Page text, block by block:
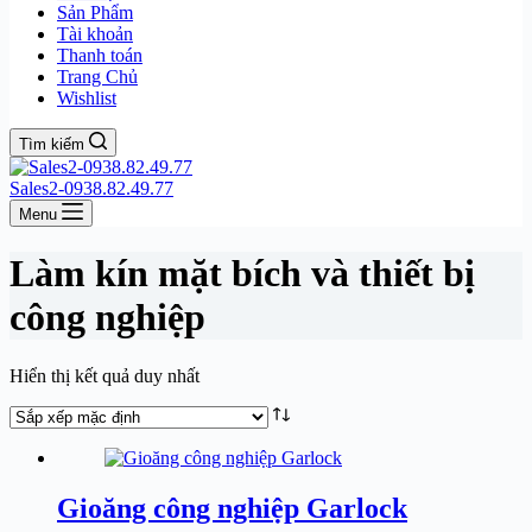
Sản Phẩm
Tài khoản
Thanh toán
Trang Chủ
Wishlist
Tìm kiếm
Sales2-0938.82.49.77
Menu
Làm kín mặt bích và thiết bị
công nghiệp
Hiển thị kết quả duy nhất
Gioăng công nghiệp Garlock